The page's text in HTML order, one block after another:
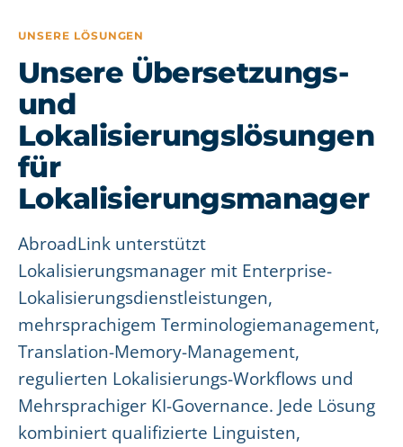
UNSERE LÖSUNGEN
Unsere Übersetzungs-
und
Lokalisierungslösungen
für
Lokalisierungsmanager
AbroadLink unterstützt
Lokalisierungsmanager mit Enterprise-
Lokalisierungsdienstleistungen,
mehrsprachigem Terminologiemanagement,
Translation-Memory-Management,
regulierten Lokalisierungs-Workflows und
Mehrsprachiger KI-Governance. Jede Lösung
kombiniert qualifizierte Linguisten,